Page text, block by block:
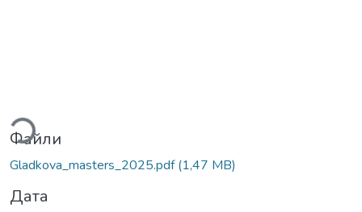
Файли
Gladkova_masters_2025.pdf(1,47 MB)
Дата